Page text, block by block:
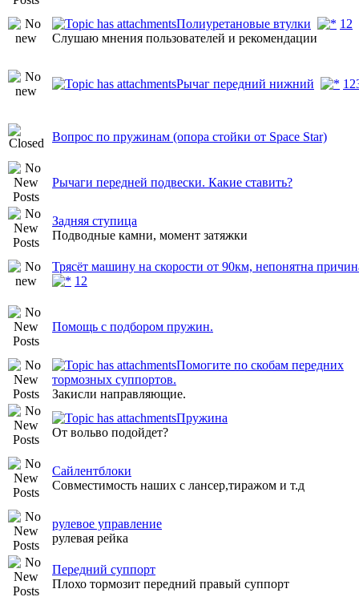
Полиуретановые втулки 1 2
Слушаю мнения пользователей и рекомендации
Рычаг передний нижний 1 2
Вопрос по пружинам (опора стойки от Space Star)
Рычаги передней подвески. Какие ставить?
Задняя ступица
Подводные камни, момент затяжки
Трясёт машину на скорости от 90км, непонятна
1 2
Помощь с подбором пружин.
Помогите по скобам передних
тормозных суппортов.
Закисли направляющие.
Пружина
От вольво подойдет?
Сайлентблоки
Совместимость наших с лансер,тиражом и т.д
рулевое управление
рулевая рейка
Передний суппорт
Плохо тормозит передний правый суппорт